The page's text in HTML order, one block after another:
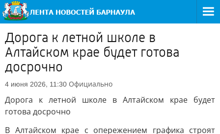
Дорога к летной школе в
Алтайском крае будет готова
досрочно
4 июня 2026, 11:30 Официально
Дорога к летной школе в Алтайском крае будет
готова досрочно
В Алтайском крае с опережением графика строят